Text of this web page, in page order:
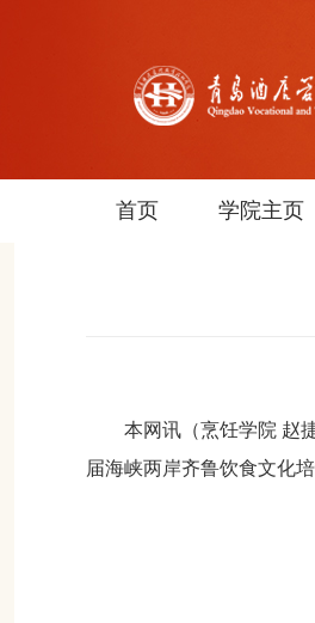
首页 学院主页
本网讯 （烹饪学院 赵
届海峡两岸齐鲁饮食文化